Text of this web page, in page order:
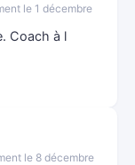
le 1 décembre
Coach à l
le 8 décembre